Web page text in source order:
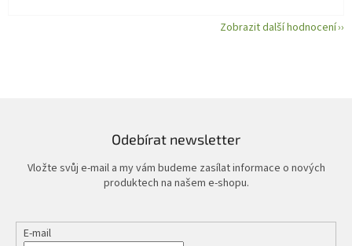
Zobrazit další hodnocení
Odebírat newsletter
Vložte svůj e-mail a my vám budeme zasílat informace o nových
produktech na našem e-shopu.
E-mail